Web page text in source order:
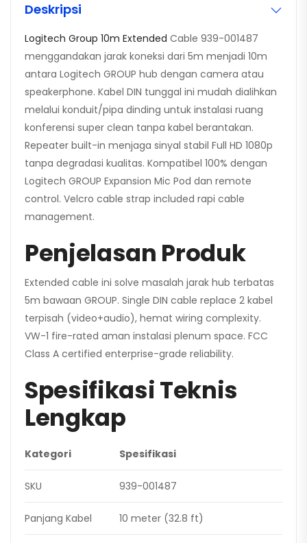
Deskripsi
Logitech Group 10m Extended Cable 939-001487
menggandakan jarak koneksi dari 5m menjadi 10m
antara Logitech GROUP hub dengan camera atau
speakerphone. Kabel DIN tunggal ini mudah dialihkan
melalui konduit/pipa dinding untuk instalasi ruang
konferensi super clean tanpa kabel berantakan.
Repeater built-in menjaga sinyal stabil Full HD 1080p
tanpa degradasi kualitas. Kompatibel 100% dengan
Logitech GROUP Expansion Mic Pod dan remote
control. Velcro cable strap included rapi cable
management.
Penjelasan Produk
Extended cable ini solve masalah jarak hub terbatas
5m bawaan GROUP. Single DIN cable replace 2 kabel
terpisah (video+audio), hemat wiring complexity.
VW-1 fire-rated aman instalasi plenum space. FCC
Class A certified enterprise-grade reliability.
Spesifikasi Teknis
Lengkap
Kategori Spesifikasi
SKU 939-001487
Panjang Kabel 10 meter (32.8 ft)